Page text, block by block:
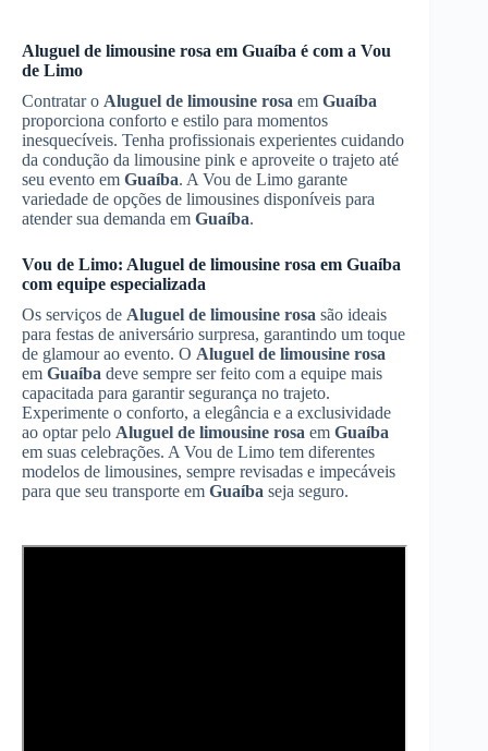
Aluguel de limousine rosa em Guaíba é com a Vou
de Limo
Contratar o Aluguel de limousine rosa em Guaíba
proporciona conforto e estilo para momentos
inesquecíveis. Tenha profissionais experientes cuidando
da condução da limousine pink e aproveite o trajeto até
seu evento em Guaíba. A Vou de Limo garante
variedade de opções de limousines disponíveis para
atender sua demanda em Guaíba.
Vou de Limo: Aluguel de limousine rosa em Guaíba
com equipe especializada
Os serviços de Aluguel de limousine rosa são ideais
para festas de aniversário surpresa, garantindo um toque
de glamour ao evento. O Aluguel de limousine rosa
em Guaíba deve sempre ser feito com a equipe mais
capacitada para garantir segurança no trajeto.
Experimente o conforto, a elegância e a exclusividade
ao optar pelo Aluguel de limousine rosa em Guaíba
em suas celebrações. A Vou de Limo tem diferentes
modelos de limousines, sempre revisadas e impecáveis
para que seu transporte em Guaíba seja seguro.